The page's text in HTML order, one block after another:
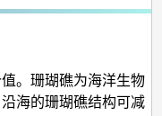
。珊瑚礁为海洋生物
海的珊瑚礁结构可减